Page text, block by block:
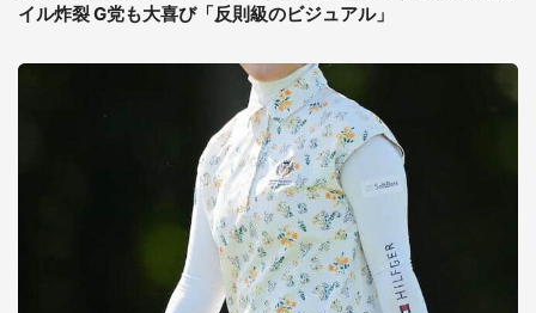
イル炸裂 G党も大喜び「反則級のビジュアル」